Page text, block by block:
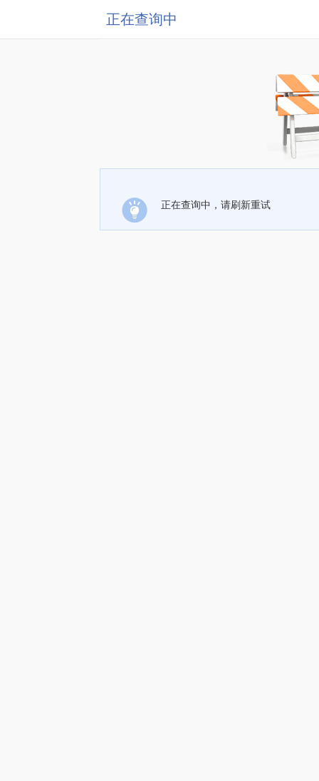
正在查询中
正在查询中，请刷新重试